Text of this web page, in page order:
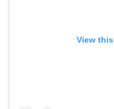
View